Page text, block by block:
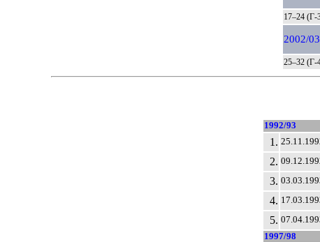
17–24 (Г-
2002/03
25–32 (Г-
1992/93
1.
2.
3.
4.
5.
1997/98